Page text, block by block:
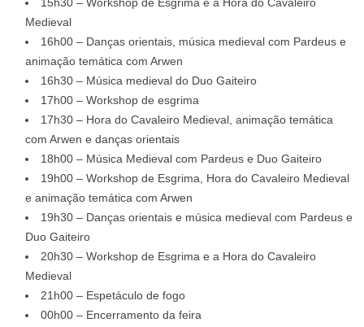
Medieval
16h00 – Danças orientais, música medieval com Pardeus e
animação temática com Arwen
16h30 – Música medieval do Duo Gaiteiro
17h00 – Workshop de esgrima
17h30 – Hora do Cavaleiro Medieval, animação temática
com Arwen e danças orientais
18h00 – Música Medieval com Pardeus e Duo Gaiteiro
19h00 – Workshop de Esgrima, Hora do Cavaleiro Medieval
e animação temática com Arwen
19h30 – Danças orientais e música medieval com Pardeus e
Duo Gaiteiro
20h30 – Workshop de Esgrima e a Hora do Cavaleiro
Medieval
21h00 – Espetáculo de fogo
00h00 – Encerramento da feira